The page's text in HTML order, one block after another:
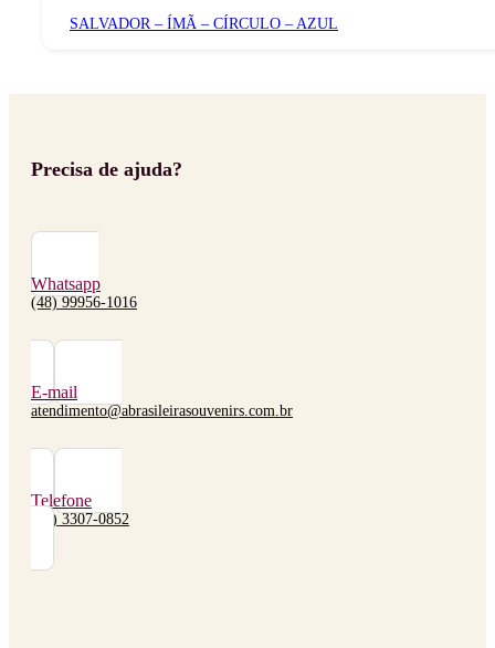
SALVADOR – ÍMÃ – CÍRCULO – AZUL
Precisa de ajuda?
Whatsapp
(48) 99956-1016
E-mail
atendimento@abrasileirasouvenirs.com.br
Telefone
(48) 3307-0852